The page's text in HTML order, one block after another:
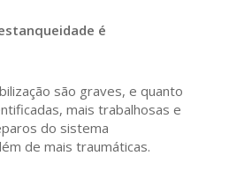
é
são graves, e quanto
mais trabalhosas e
do sistema
de mais traumáticas.